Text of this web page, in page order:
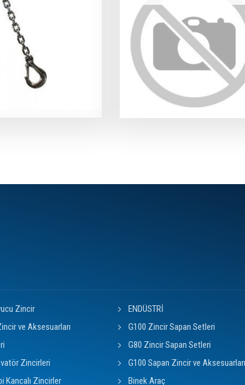
Zincir
ve Aksesuarları
Zincirleri
Kancalı Zincirler
ENDÜSTRİ
G100 Zincir Sapan Setleri
G80 Zincir Sapan Setleri
G100 Sapan Zincir ve Aksesuarları
Binek Araç